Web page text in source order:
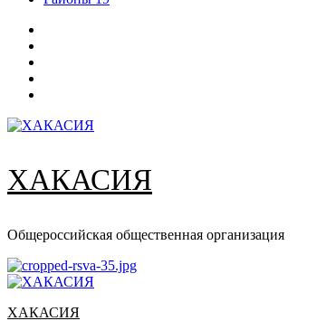
ХАКАСИЯ
Общероссийская общественная организация
Основное
ХАКАСИЯ